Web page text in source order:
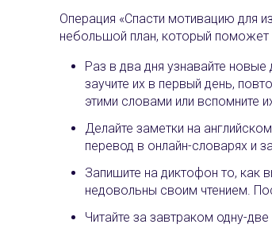
Операция «Спасти мотивацию для
небольшой план, который поможет
Раз в два дня узнавайте
заучите их в первый день,
этими словами или вспомните
Делайте заметки на
перевод в онлайн-словарях и
Запишите на диктофон то, как
недовольны своим чтением.
Читайте за завтраком одну-